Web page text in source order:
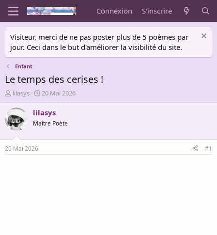
Connexion S'inscrire
Visiteur, merci de ne pas poster plus de 5 poèmes par
jour. Ceci dans le but d'améliorer la visibilité du site.
Enfant
Le temps des cerises !
A
u
t
e
u
r
d
e
lilasys
D
a
t
e
d
é
20 Mai 2026
lilasys
Maître Poète
20 Mai 2026 #1